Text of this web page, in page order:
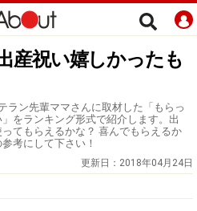
産祝い嬉しかったも
ラン先輩ママさんに取材した「もらっ
をランキング形式で紹介します。出
てもらえるかな？ 喜んでもらえるか
考にして下さい！
更新日： 2018年04月24日